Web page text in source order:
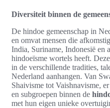
Diversiteit binnen de
De hindoe gemeenschap in
en omvat mensen die
India, Suriname, Indonesië en
hindoeïsme wortels heeft.
in de verschillende tradities,
Nederland aanhangen. Van
Shaivisme tot Vaishnavisme,
en subgroepen binnen de
met hun eigen unieke